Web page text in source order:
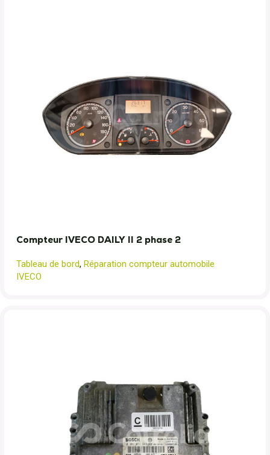
Compteur IVECO DAILY II 2 phase 2
Tableau de bord, Réparation compteur automobile
IVECO